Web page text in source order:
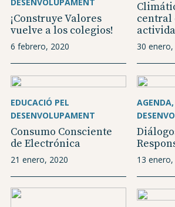
¡Construye Valores
vuelve a los colegios!
6 febrero, 2020
central
30 enero,
EDUCACIÓ PEL
DESENVOLUPAMENT
Consumo Consciente
de Electrónica
21 enero, 2020
AGENDA
13 enero,